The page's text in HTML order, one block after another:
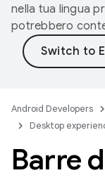
nella tua lingua
potrebbero
Android Developers
Desktop
Barre